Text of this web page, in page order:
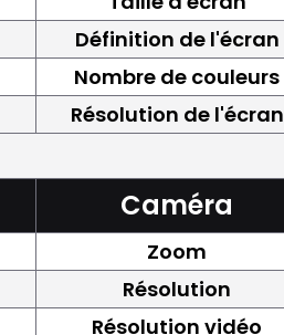
Définition de l'écran
Nombre de couleurs
Résolution de l'écran
Caméra
Zoom
Résolution
Résolution vidéo